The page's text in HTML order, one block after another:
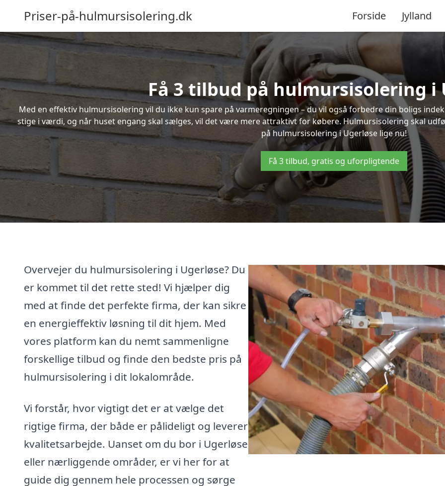
Priser-på-hulmursisolering.dk Forside Jylland
Få 3 tilbud på hulmursisolering i
Med en effektiv hulmursisolering vil du ikke kun spare på varmeregningen – du vil også forbedre din boligs
stige i værdi, og når huset engang skal sælges, vil det være mere attraktivt for købere. Hulmursisolering skal
på hulmursisolering i Ugerløse lige nu!
Få 3 tilbud, gratis og uforpligtende
Overvejer du hulmursisolering i Ugerløse? Du
er kommet til det rette sted! Vi hjælper dig
med at finde det perfekte firma, der kan sikre
en energieffektiv løsning til dit hjem. Med
vores platform kan du nemt sammenligne
forskellige tilbud og finde den bedste pris på
hulmursisolering i dit lokalområde.
Vi forstår, hvor vigtigt det er at vælge det
rigtige firma, der både er pålideligt og leverer
kvalitetsarbejde. Uanset om du bor i Ugerløse
eller nærliggende områder, er vi her for at
guide dig gennem hele processen og sørge